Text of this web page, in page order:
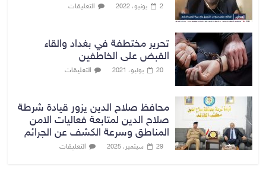
2 يونيو، 2022 التعليقات
تحرير مختطفة في بغداد والقاء
القبض على الخاطفين
20 يوليو، 2021 التعليقات
محافظ صلاح الدين يزور قيادة شرطة
صلاح الدين لمتابعة فعاليات الامن
المناطق وسرعة الكشف عن الجرائم
29 سبتمبر، 2025 التعليقات